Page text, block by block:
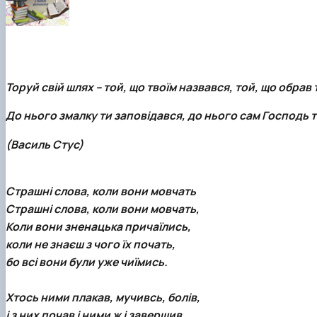
Фотостудія
Телестудія
Виховна робота
Пам'яті студентів та випускників факультету –
Вартість навчання
Центр профорієнтаційної роботи та сприяння
Старостат
Електронні навчальні курси (Elearn)
Наукові школи
Торуй свій шлях – той, що твоїм назвався, той, що обрав
До нього змалку ти заповідався, до нього сам Господь
(Василь Стус)
Страшні слова, коли вони мовчать
Страшні слова, коли вони мовчать,
Коли вони зненацька причаїлись,
коли не знаєш з чого їх почать,
бо всі вони були уже чиїмись.
Хтось ними плакав, мучивсь, болів,